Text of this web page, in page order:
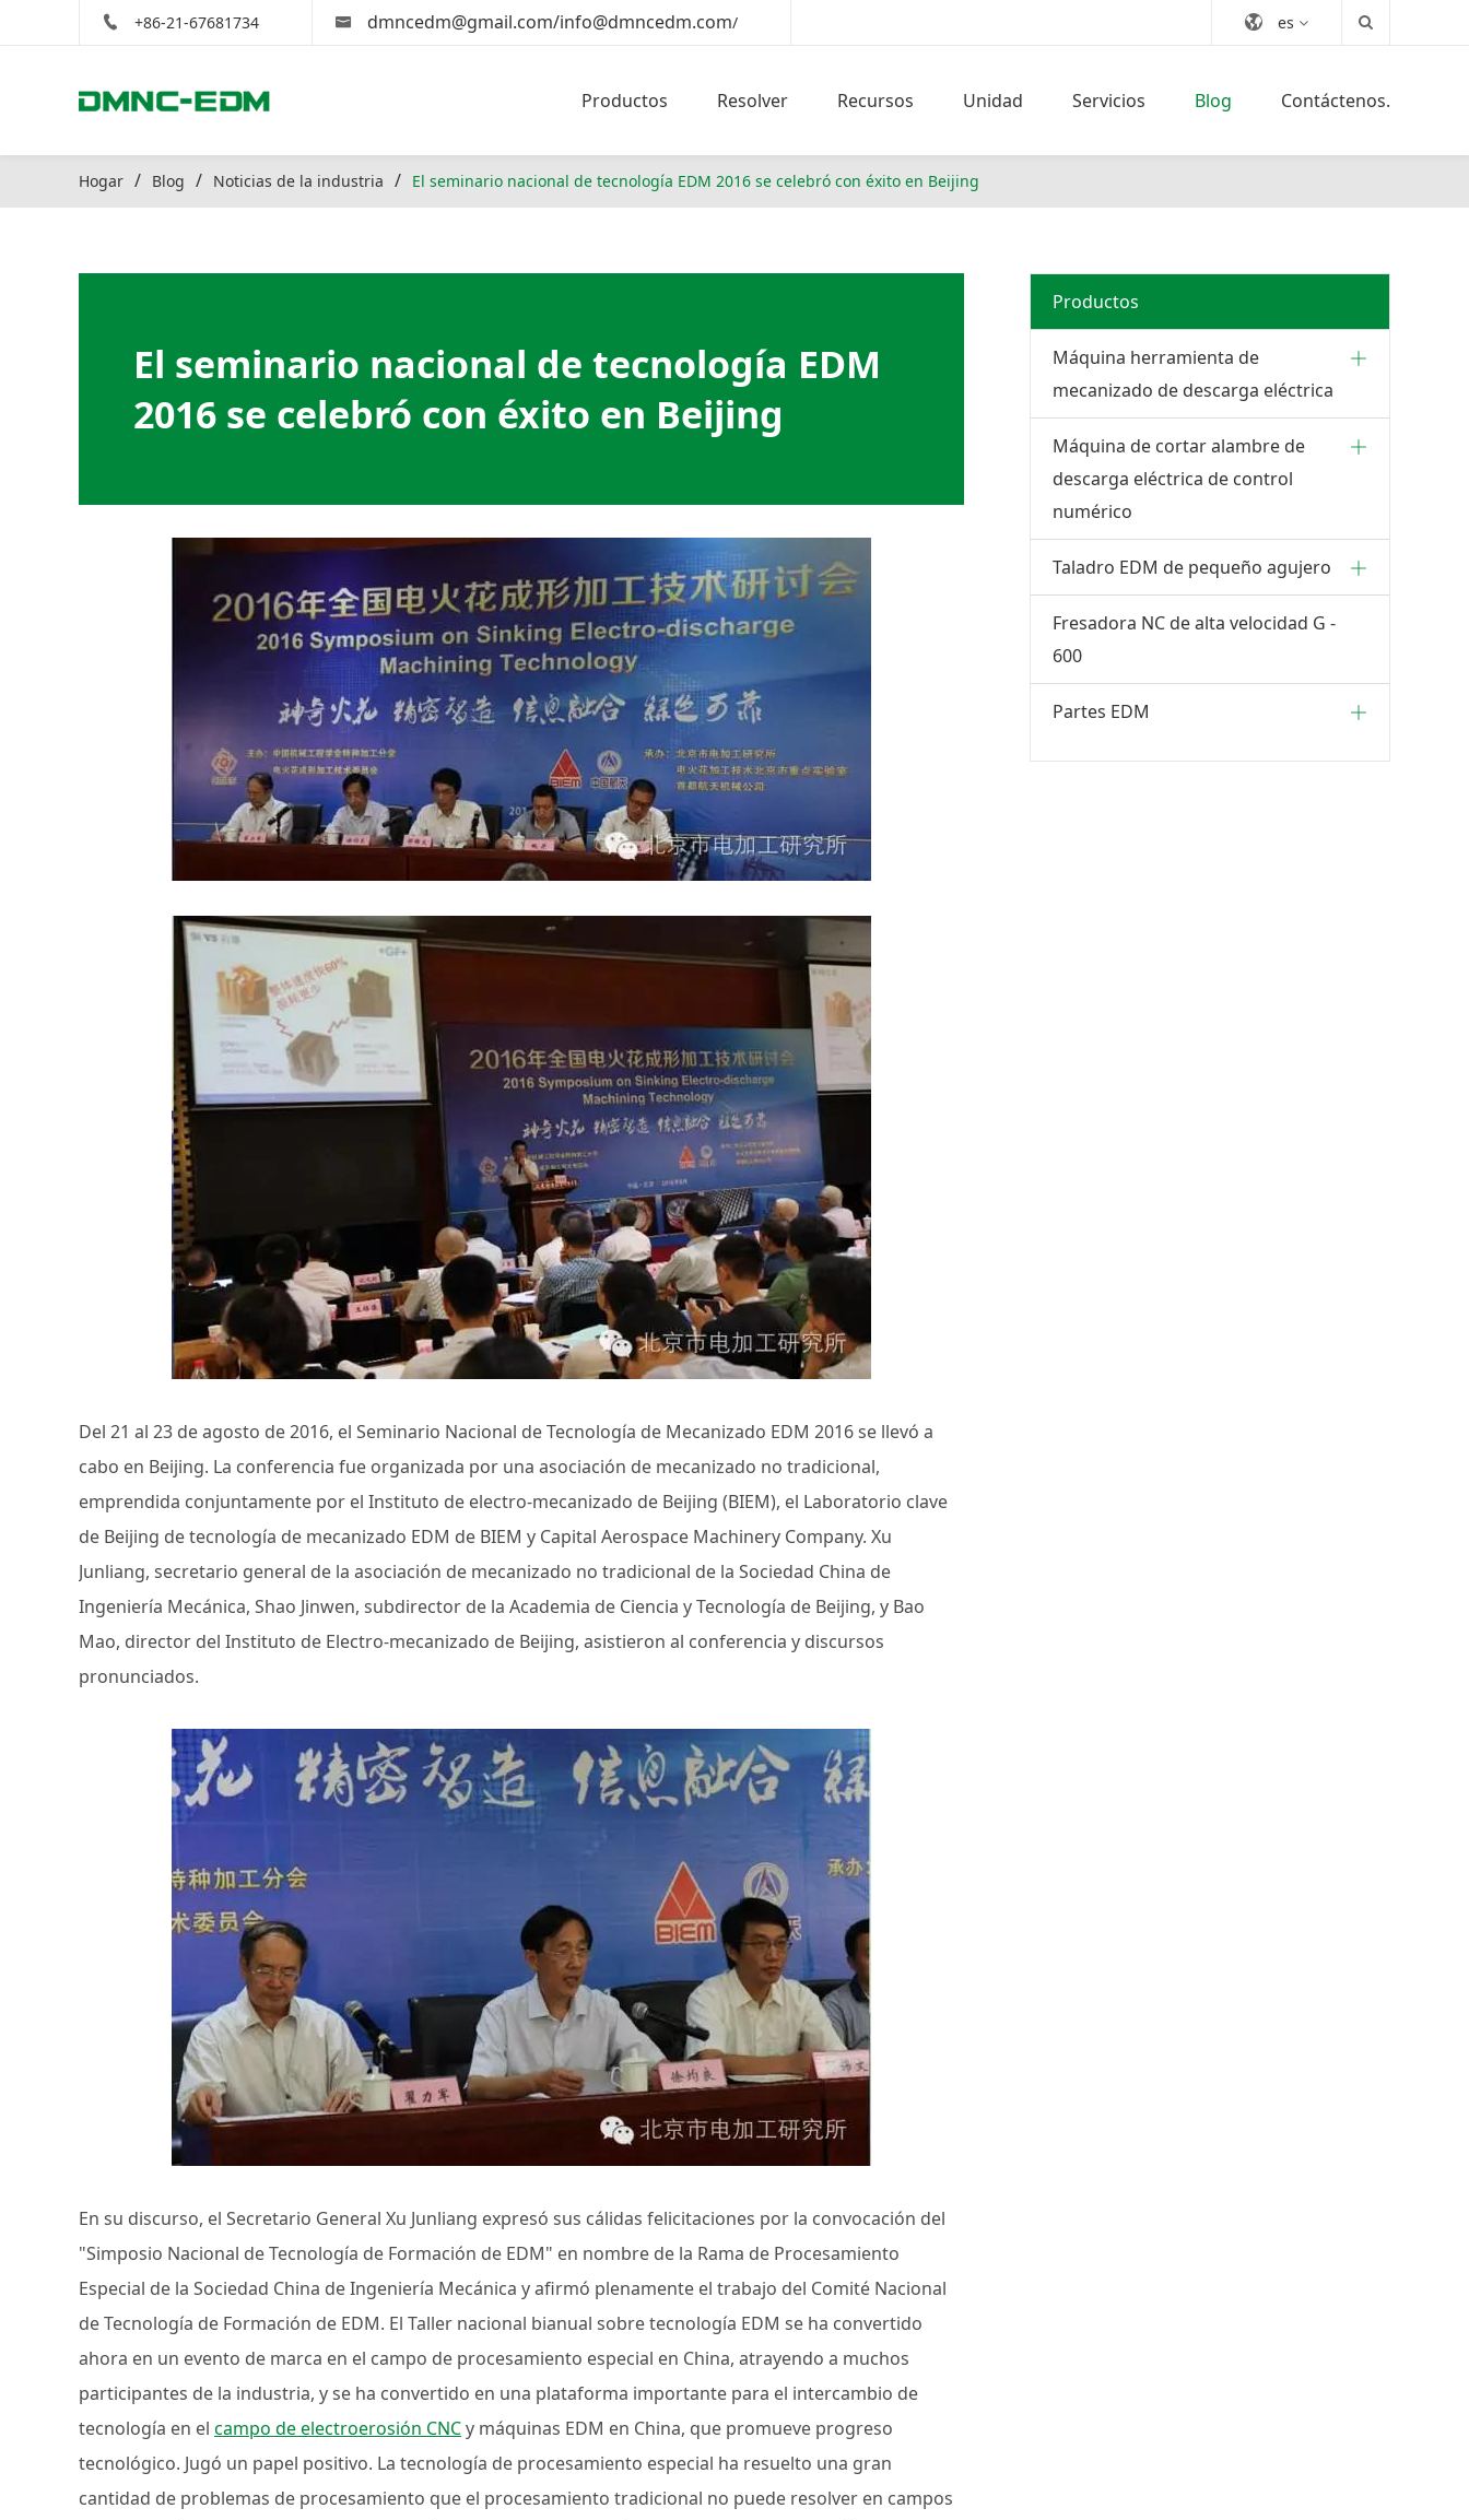
+86-21-67681734 dmncedm@gmail.com/info@dmncedm.com/ es
Productos Resolver Recursos Unidad Servicios Blog Contáctenos.
Hogar Blog Noticias de la industria El seminario nacional de tecnología EDM 2016 se celebró con éxito en Beijing
El seminario nacional de tecnología EDM
2016 se celebró con éxito en Beijing
Del 21 al 23 de agosto de 2016, el Seminario Nacional de Tecnología de Mecanizado EDM 2016 se llevó a
cabo en Beijing. La conferencia fue organizada por una asociación de mecanizado no tradicional,
emprendida conjuntamente por el Instituto de electro-mecanizado de Beijing (BIEM), el Laboratorio clave
de Beijing de tecnología de mecanizado EDM de BIEM y Capital Aerospace Machinery Company. Xu
Junliang, secretario general de la asociación de mecanizado no tradicional de la Sociedad China de
Ingeniería Mecánica, Shao Jinwen, subdirector de la Academia de Ciencia y Tecnología de Beijing, y Bao
Mao, director del Instituto de Electro-mecanizado de Beijing, asistieron al conferencia y discursos
pronunciados.
En su discurso, el Secretario General Xu Junliang expresó sus cálidas felicitaciones por la convocación del
"Simposio Nacional de Tecnología de Formación de EDM" en nombre de la Rama de Procesamiento
Especial de la Sociedad China de Ingeniería Mecánica y afirmó plenamente el trabajo del Comité Nacional
de Tecnología de Formación de EDM. El Taller nacional bianual sobre tecnología EDM se ha convertido
ahora en un evento de marca en el campo de procesamiento especial en China, atrayendo a muchos
participantes de la industria, y se ha convertido en una plataforma importante para el intercambio de
tecnología en el campo de electroerosión CNCy máquinas EDM en China, que promueve progreso
tecnológico. Jugó un papel positivo. La tecnología de procesamiento especial ha resuelto una gran
cantidad de problemas de procesamiento que el procesamiento tradicional no puede resolver en campos
Productos
Máquina herramienta de
mecanizado de descarga eléctrica
Máquina de cortar alambre de
descarga eléctrica de control
numérico
Taladro EDM de pequeño agujero
Fresadora NC de alta velocidad G -
600
Partes EDM